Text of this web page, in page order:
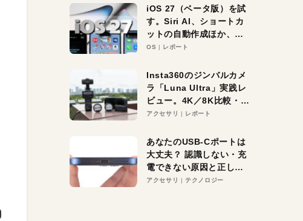
iOS 27（ベータ版）を試
す。Siri AI、ショートカ
ットの自動作成ほか、期
待大の便利機能5選。
る未来はすぐそこ！
OS レポート
Insta360のジンバルカメ
ラ「Luna Ultra」実践レ
ビュー。4K／8K比較・ズ
ーム・夜間撮影をチェッ
アクセサリ レポート
あなたのUSB-Cポートは
大丈夫？ 認識しない・充
電できない原因と正しい
対策
アクセサリ テクノロジー